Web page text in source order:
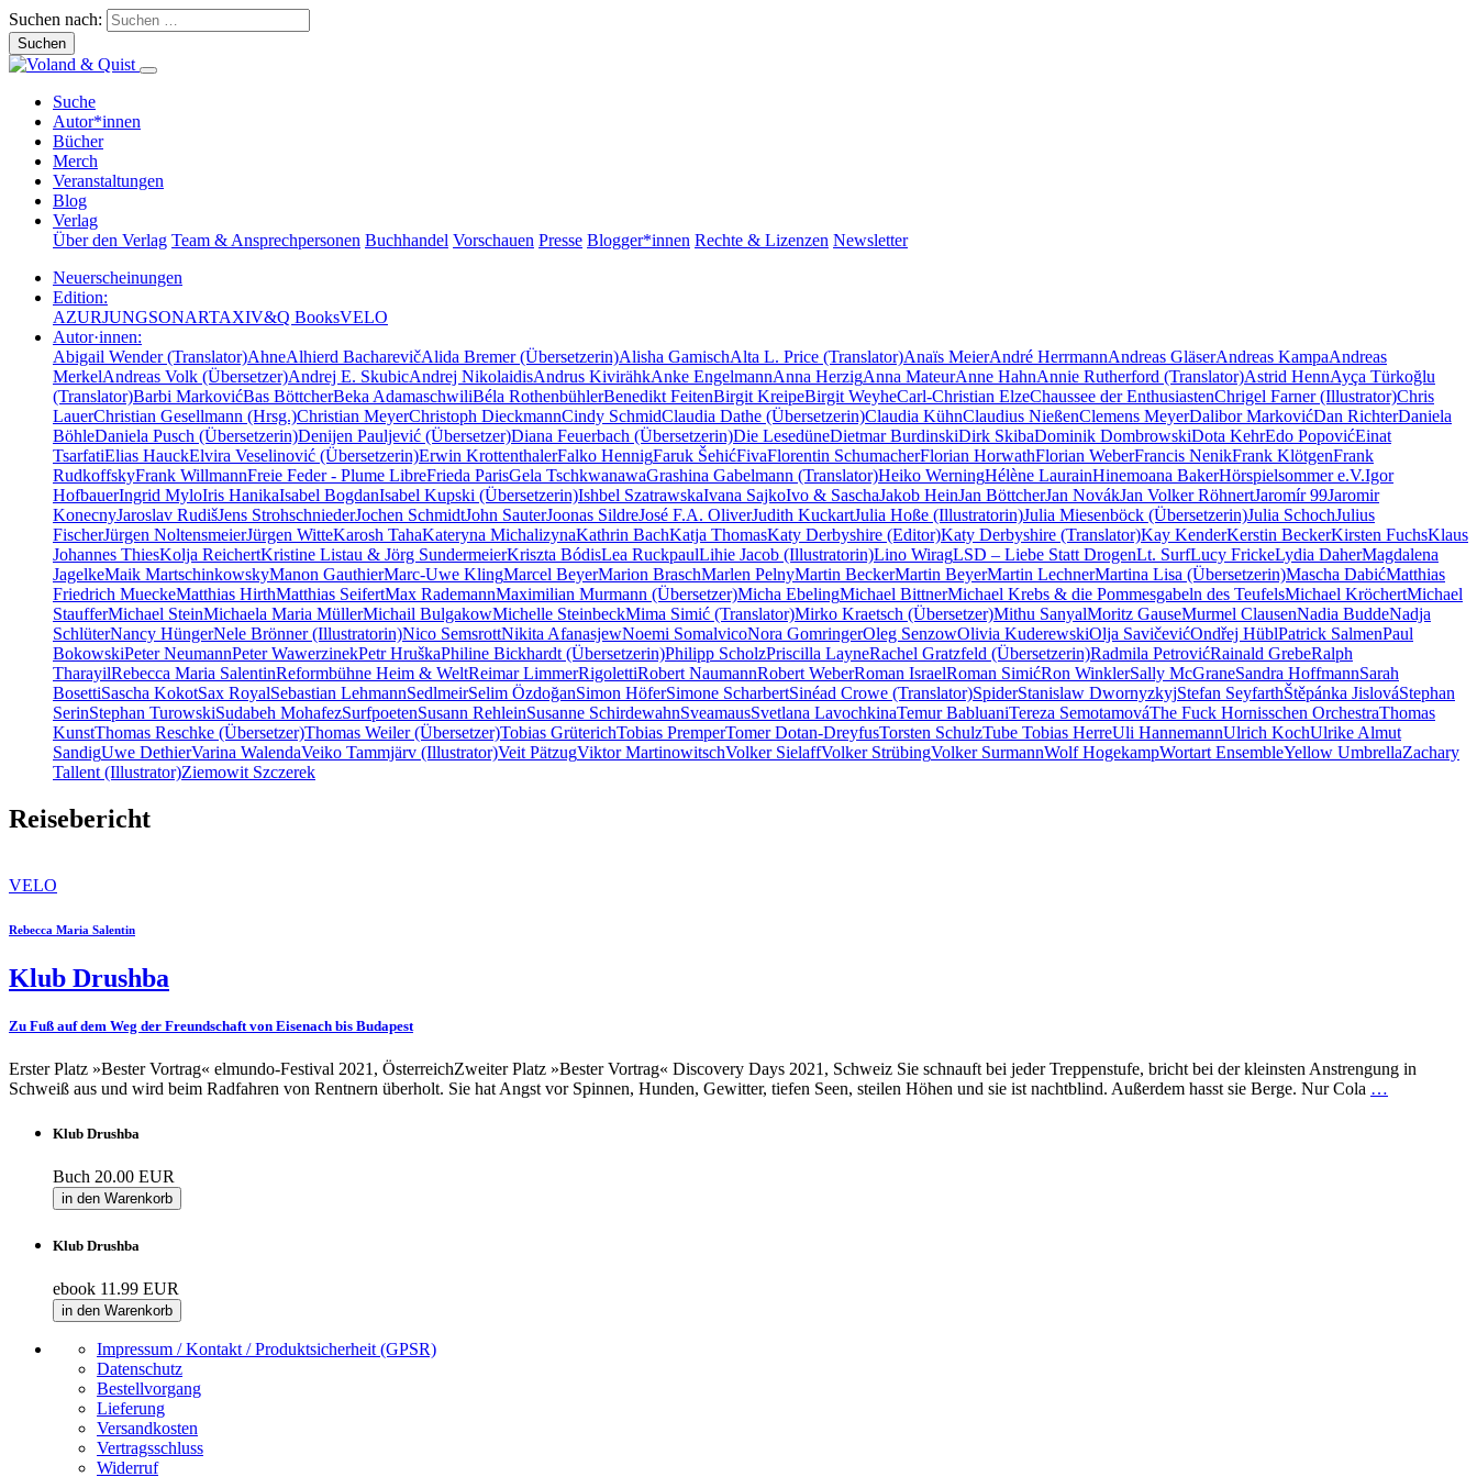
Suchen nach:
Suche
Autor*innen
Bücher
Merch
Veranstaltungen
Blog
Verlag
Über den Verlag Team & Ansprechpersonen Buchhandel Vorschauen Presse Blogger*innen Rechte & Lizenzen Newsletter
Neuerscheinungen
Edition:
AZURJUNGSONARTAXIV&Q BooksVELO
Autor·innen:
Abigail Wender (Translator)AhneAlhierd BacharevičAlida Bremer (Übersetzerin)Alisha GamischAlta L. Price (Translator)Anaïs MeierAndré HerrmannAndreas GläserAndreas KampaAndreas
MerkelAndreas Volk (Übersetzer)Andrej E. SkubicAndrej NikolaidisAndrus KivirähkAnke EngelmannAnna HerzigAnna MateurAnne HahnAnnie Rutherford (Translator)Astrid HennAyça Türkoğlu
(Translator)Barbi MarkovićBas BöttcherBeka AdamaschwiliBéla RothenbühlerBenedikt FeitenBirgit KreipeBirgit WeyheCarl-Christian ElzeChaussee der EnthusiastenChrigel Farner (Illustrator)Chris
LauerChristian Gesellmann (Hrsg.)Christian MeyerChristoph DieckmannCindy SchmidClaudia Dathe (Übersetzerin)Claudia KühnClaudius NießenClemens MeyerDalibor MarkovićDan RichterDaniela
BöhleDaniela Pusch (Übersetzerin)Denijen Pauljević (Übersetzer)Diana Feuerbach (Übersetzerin)Die LesedüneDietmar BurdinskiDirk SkibaDominik DombrowskiDota KehrEdo PopovićEinat
TsarfatiElias HauckElvira Veselinović (Übersetzerin)Erwin KrottenthalerFalko HennigFaruk ŠehićFivaFlorentin SchumacherFlorian HorwathFlorian WeberFrancis NenikFrank KlötgenFrank
RudkoffskyFrank WillmannFreie Feder - Plume LibreFrieda ParisGela TschkwanawaGrashina Gabelmann (Translator)Heiko WerningHélène LaurainHinemoana BakerHörspielsommer e.V.Igor
HofbauerIngrid MyloIris HanikaIsabel BogdanIsabel Kupski (Übersetzerin)Ishbel SzatrawskaIvana SajkoIvo & SaschaJakob HeinJan BöttcherJan NovákJan Volker RöhnertJaromír 99Jaromir
KonecnyJaroslav RudišJens StrohschniederJochen SchmidtJohn SauterJoonas SildreJosé F.A. OliverJudith KuckartJulia Hoße (Illustratorin)Julia Miesenböck (Übersetzerin)Julia SchochJulius
FischerJürgen NoltensmeierJürgen WitteKarosh TahaKateryna MichalizynaKathrin BachKatja ThomasKaty Derbyshire (Editor)Katy Derbyshire (Translator)Kay KenderKerstin BeckerKirsten FuchsKlaus
Johannes ThiesKolja ReichertKristine Listau & Jörg SundermeierKriszta BódisLea RuckpaulLihie Jacob (Illustratorin)Lino WiragLSD – Liebe Statt DrogenLt. SurfLucy FrickeLydia DaherMagdalena
JagelkeMaik MartschinkowskyManon GauthierMarc-Uwe KlingMarcel BeyerMarion BraschMarlen PelnyMartin BeckerMartin BeyerMartin LechnerMartina Lisa (Übersetzerin)Mascha DabićMatthias
Friedrich MueckeMatthias HirthMatthias SeifertMax RademannMaximilian Murmann (Übersetzer)Micha EbelingMichael BittnerMichael Krebs & die Pommesgabeln des TeufelsMichael KröchertMichael
StaufferMichael SteinMichaela Maria MüllerMichail BulgakowMichelle SteinbeckMima Simić (Translator)Mirko Kraetsch (Übersetzer)Mithu SanyalMoritz GauseMurmel ClausenNadia BuddeNadja
SchlüterNancy HüngerNele Brönner (Illustratorin)Nico SemsrottNikita AfanasjewNoemi SomalvicoNora GomringerOleg SenzowOlivia KuderewskiOlja SavičevićOndřej HüblPatrick SalmenPaul
BokowskiPeter NeumannPeter WawerzinekPetr HruškaPhiline Bickhardt (Übersetzerin)Philipp ScholzPriscilla LayneRachel Gratzfeld (Übersetzerin)Radmila PetrovićRainald GrebeRalph
TharayilRebecca Maria SalentinReformbühne Heim & WeltReimar LimmerRigolettiRobert NaumannRobert WeberRoman IsraelRoman SimićRon WinklerSally McGraneSandra HoffmannSarah
BosettiSascha KokotSax RoyalSebastian LehmannSedlmeirSelim ÖzdoğanSimon HöferSimone ScharbertSinéad Crowe (Translator)SpiderStanislaw DwornyzkyjStefan SeyfarthŠtěpánka JislováStephan
SerinStephan TurowskiSudabeh MohafezSurfpoetenSusann RehleinSusanne SchirdewahnSveamausSvetlana LavochkinaTemur BabluaniTereza SemotamováThe Fuck Hornisschen OrchestraThomas
KunstThomas Reschke (Übersetzer)Thomas Weiler (Übersetzer)Tobias GrüterichTobias PremperTomer Dotan-DreyfusTorsten SchulzTube Tobias HerreUli HannemannUlrich KochUlrike Almut
SandigUwe DethierVarina WalendaVeiko Tammjärv (Illustrator)Veit PätzugViktor MartinowitschVolker SielaffVolker StrübingVolker SurmannWolf HogekampWortart EnsembleYellow UmbrellaZachary
Tallent (Illustrator)Ziemowit Szczerek
Reisebericht
VELO
Rebecca Maria Salentin
Klub Drushba
Zu Fuß auf dem Weg der Freundschaft von Eisenach bis Budapest
Erster Platz »Bester Vortrag« elmundo-Festival 2021, ÖsterreichZweiter Platz »Bester Vortrag« Discovery Days 2021, Schweiz Sie schnauft bei jeder Treppenstufe, bricht bei der kleinsten Anstrengung in
Schweiß aus und wird beim Radfahren von Rentnern überholt. Sie hat Angst vor Spinnen, Hunden, Gewitter, tiefen Seen, steilen Höhen und sie ist nachtblind. Außerdem hasst sie Berge. Nur Cola …
Klub Drushba
Buch 20.00 EUR
in den Warenkorb
Klub Drushba
ebook 11.99 EUR
in den Warenkorb
Impressum / Kontakt / Produktsicherheit (GPSR)
Datenschutz
Bestellvorgang
Lieferung
Versandkosten
Vertragsschluss
Widerruf